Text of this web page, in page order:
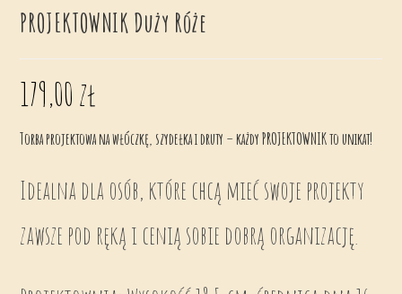
PROJEKTOWNIK Duży Róże
179,00zł
Torba projektowa na włóczkę, szydełka i druty – każdy PROJEKTOWNIK to unikat!
Idealna dla osób, które chcą mieć swoje projekty
zawsze pod ręką i cenią sobie dobrą organizację.